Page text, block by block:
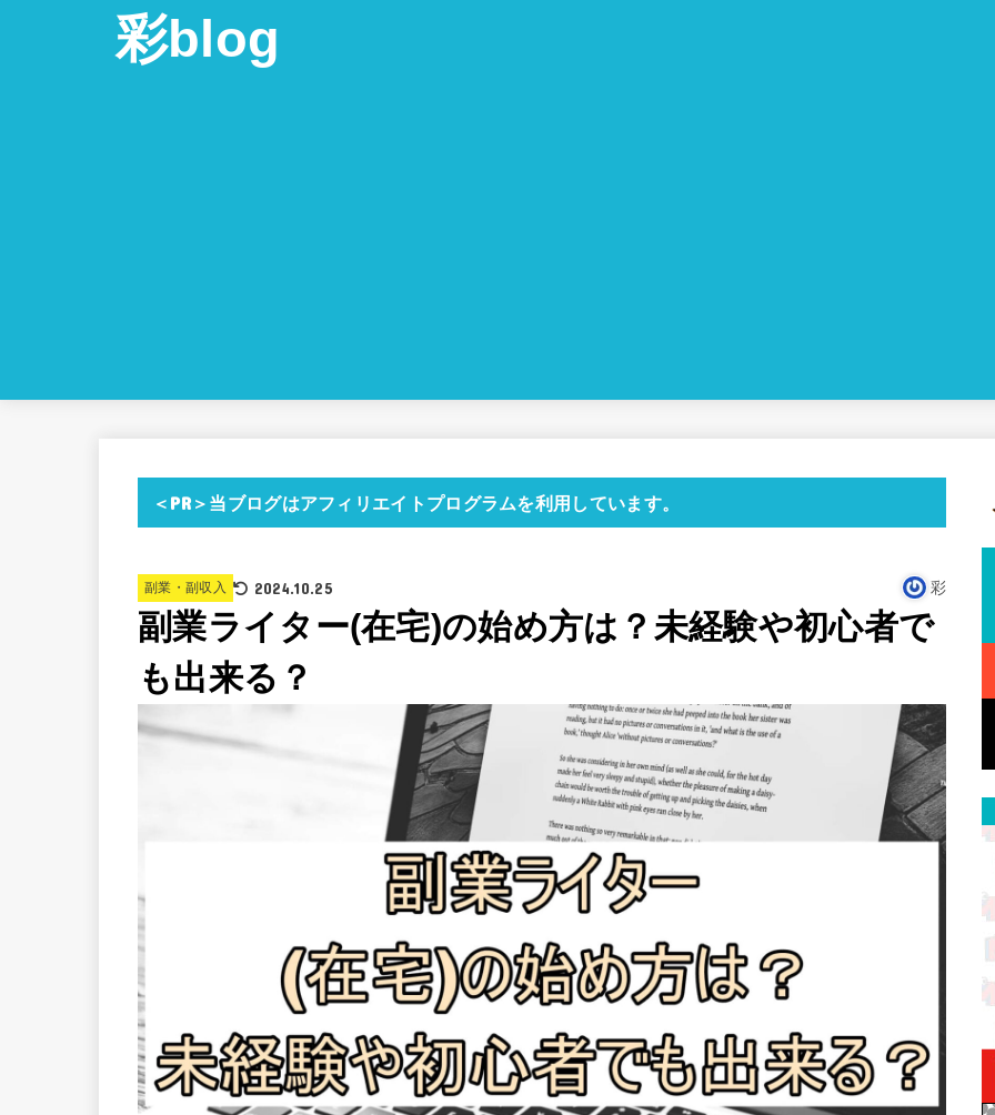
彩blog
＜PR＞当ブログはアフィリエイトプログラムを利用しています。
副業・副収入 2024.10.25 彩
副業ライター(在宅)の始め方は？未経験や初心者で
も出来る？